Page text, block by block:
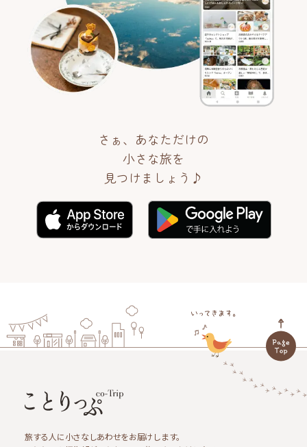
さぁ、あなただけの
小さな旅を
見つけましょう♪
旅する人に小さなしあわせをお届けします。